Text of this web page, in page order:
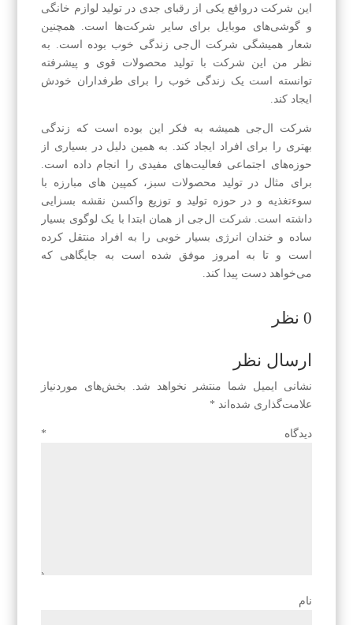
این شرکت درواقع یکی از رقبای جدی در تولید لوازم خانگی
و گوشی‌های موبایل برای سایر شرکت‌ها است. همچنین
شعار همیشگی شرکت ال‌جی زندگی خوب بوده است. به
نظر من این شرکت با تولید محصولات قوی و پیشرفته
توانسته است یک زندگی خوب را برای طرفداران خودش
ایجاد کند.
شرکت ال‌جی همیشه به فکر این بوده است که زندگی
بهتری را برای افراد ایجاد کند. به همین دلیل در بسیاری از
حوزه‌های اجتماعی فعالیت‌های مفیدی را انجام داده است.
برای مثال در تولید محصولات سبز، کمپین های مبارزه با
سوءتغذیه و در حوزه تولید و توزیع واکسن نقشه بسزایی
داشته است. شرکت ال‌جی از همان ابتدا با یک لوگوی بسیار
ساده و خندان انرژی بسیار خوبی را به افراد منتقل کرده
است و تا به امروز موفق شده است به جایگاهی که
می‌خواهد دست پیدا کند.
0 نظر
ارسال نظر
نشانی ایمیل شما منتشر نخواهد شد.
بخش‌های موردنیاز
علامت‌گذاری شده‌اند *
دیدگاه *
نام